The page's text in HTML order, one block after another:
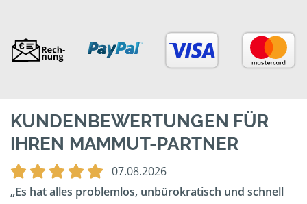
KUNDENBEWERTUNGEN FÜR
IHREN MAMMUT-PARTNER
07.08.2026
Es hat alles problemlos, unbürokratisch und schnell